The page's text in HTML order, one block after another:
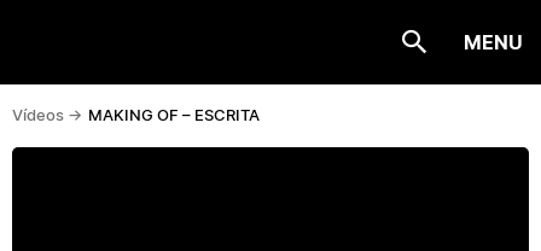
MENU
Vídeos -> MAKING OF – ESCRITA